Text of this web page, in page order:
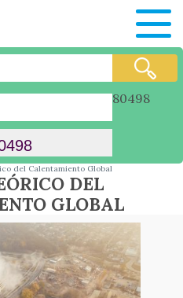
80498
del Calentamiento Global
DEL
GLOBAL